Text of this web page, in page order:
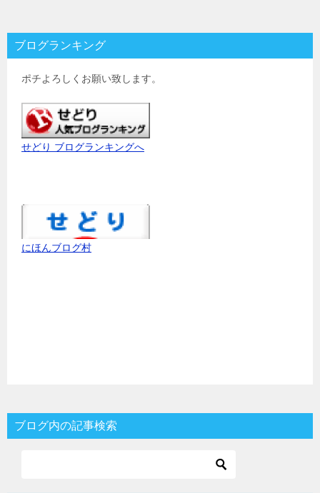
ブログランキング
ポチよろしくお願い致します。
せどり ブログランキングへ
にほんブログ村
ブログ内の記事検索